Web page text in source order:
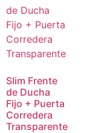
Slim Frente
de Ducha
Fijo + Puerta
Corredera
Transparente